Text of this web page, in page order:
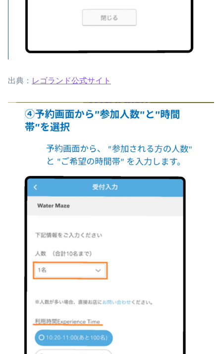
出典： レゴランド公式サイト